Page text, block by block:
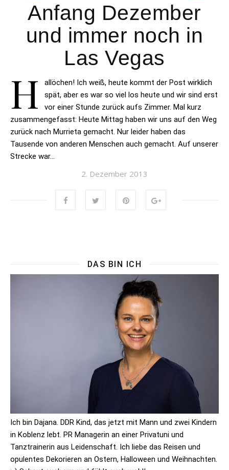
Anfang Dezember
und immer noch in
Las Vegas
H
allöchen! Ich weiß, heute kommt der Post wirklich
spät, aber es war so viel los heute und wir sind erst
vor einer Stunde zurück aufs Zimmer. Mal kurz
zusammengefasst: Heute Mittag haben wir uns auf den Weg
zurück nach Murrieta gemacht. Nur leider haben das
Tausende von anderen Menschen auch gemacht. Auf unserer
Strecke war…
2. Dezember 2013
DAS BIN ICH
Ich bin Dajana. DDR Kind, das jetzt mit Mann und zwei Kindern
in Koblenz lebt. PR Managerin an einer Privatuni und
Tanztrainerin aus Leidenschaft. Ich liebe das Reisen und
opulentes Dekorieren an Ostern, Halloween und Weihnachten.